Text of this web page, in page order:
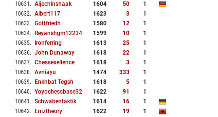
10631 . Aljechinshaak 1604 50
1
10632. Albert117 1623 3
1
10633. Gottfriedh 1580 12
1
10634. Reyanshgm12234 1599 10
1
10635. Ironferring 1613 25
1
10636. John Dunaway 1618 22
1
10637. Chessexellence 1618 3
1
10638. Avniayu 1474 333
1
10639. Enkhbat Tegsh 1618 5
1
10640. Yoyochessbase32 1622 91
1
10641 . Schwabentaktik 1614 16
1
10642. Eniztheory 1622 19
1